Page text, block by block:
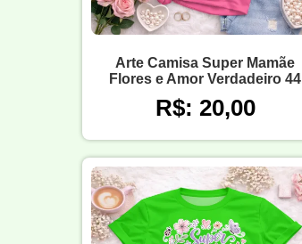
Arte Camisa Super Mamãe
Flores e Amor Verdadeiro 44
R$: 20,00